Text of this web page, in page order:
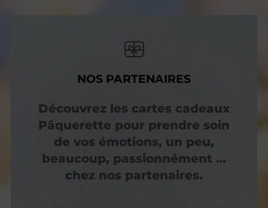
NOS PARTENAIRES
Découvrez les cartes cadeaux
Pâquerette pour prendre soin
de vos émotions, un peu,
beaucoup, passionnément …
chez nos partenaires.